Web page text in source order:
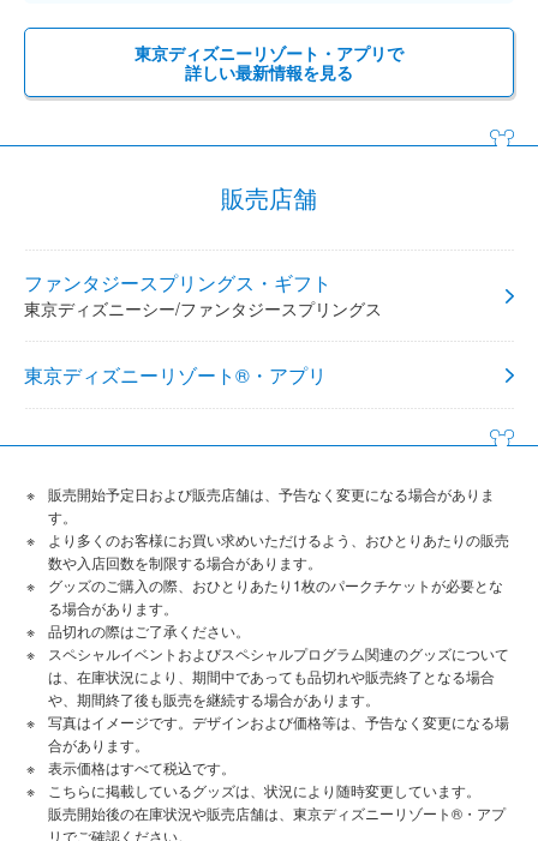
東京ディズニーリゾート・アプリで
詳しい最新情報を見る
販売店舗
ファンタジースプリングス・ギフト
東京ディズニーシー/ファンタジースプリングス
東京ディズニーリゾート®・アプリ
販売開始予定日および販売店舗は、予告なく変更になる場合がありま
す。
より多くのお客様にお買い求めいただけるよう、おひとりあたりの販売
数や入店回数を制限する場合があります。
グッズのご購入の際、おひとりあたり1枚のパークチケットが必要とな
る場合があります。
品切れの際はご了承ください。
スペシャルイベントおよびスペシャルプログラム関連のグッズについて
は、在庫状況により、期間中であっても品切れや販売終了となる場合
や、期間終了後も販売を継続する場合があります。
写真はイメージです。デザインおよび価格等は、予告なく変更になる場
合があります。
表示価格はすべて税込です。
こちらに掲載しているグッズは、状況により随時変更しています。
販売開始後の在庫状況や販売店舗は、東京ディズニーリゾート®・アプ
リでご確認ください。